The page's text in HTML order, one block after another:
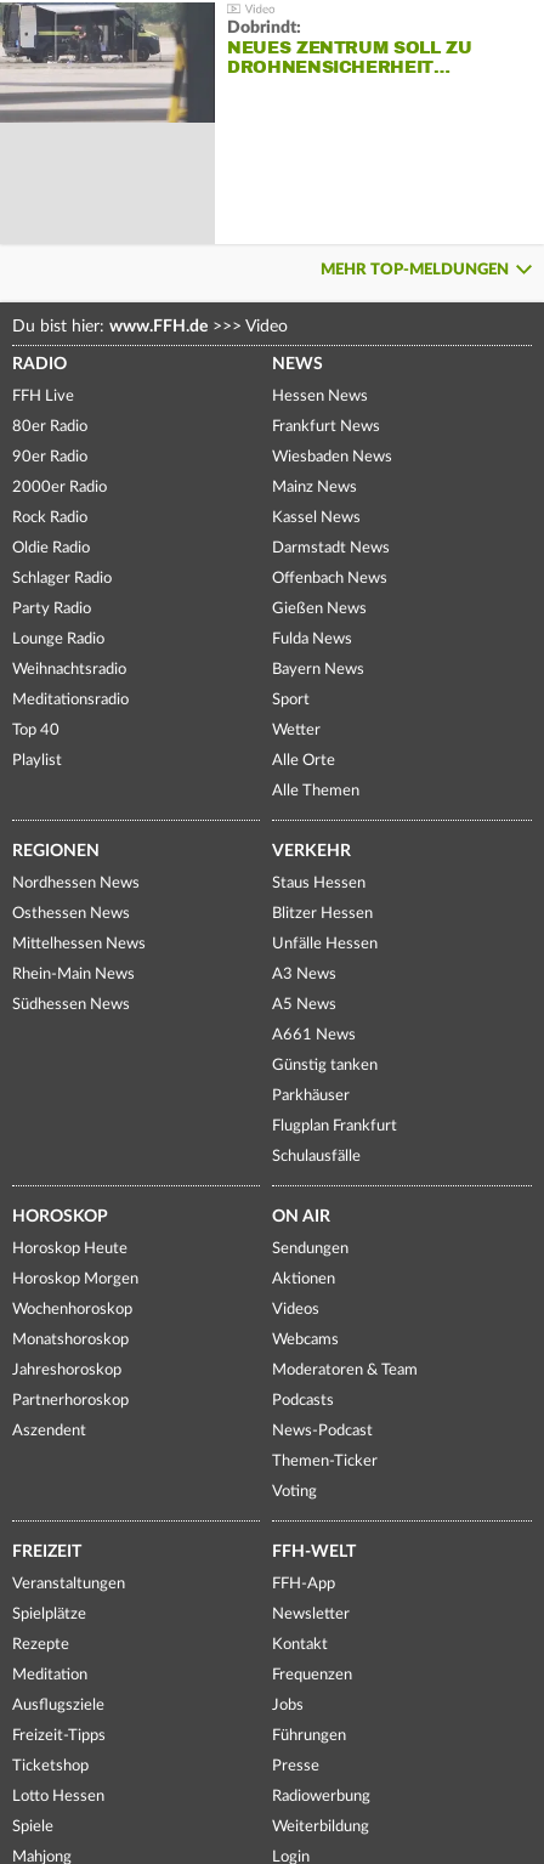
Dobrindt:
NEUES ZENTRUM SOLL ZU
DROHNENSICHERHEIT…
MEHR TOP-MELDUNGEN
Du bist hier: www.FFH.de >>> Video
RADIO
FFH Live
80er Radio
90er Radio
2000er Radio
Rock Radio
Oldie Radio
Schlager Radio
Party Radio
Lounge Radio
Weihnachtsradio
Meditationsradio
Top 40
Playlist
NEWS
Hessen News
Frankfurt News
Wiesbaden News
Mainz News
Kassel News
Darmstadt News
Offenbach News
Gießen News
Fulda News
Bayern News
Sport
Wetter
Alle Orte
Alle Themen
REGIONEN
Nordhessen News
Osthessen News
Mittelhessen News
Rhein-Main News
Südhessen News
VERKEHR
Staus Hessen
Blitzer Hessen
Unfälle Hessen
A3 News
A5 News
A661 News
Günstig tanken
Parkhäuser
Flugplan Frankfurt
Schulausfälle
HOROSKOP
Horoskop Heute
Horoskop Morgen
Wochenhoroskop
Monatshoroskop
Jahreshoroskop
Partnerhoroskop
Aszendent
ON AIR
Sendungen
Aktionen
Videos
Webcams
Moderatoren & Team
Podcasts
News-Podcast
Themen-Ticker
Voting
FREIZEIT
Veranstaltungen
Spielplätze
Rezepte
Meditation
Ausflugsziele
Freizeit-Tipps
Ticketshop
Lotto Hessen
Spiele
Mahjong
FFH-WELT
FFH-App
Newsletter
Kontakt
Frequenzen
Jobs
Führungen
Presse
Radiowerbung
Weiterbildung
Login